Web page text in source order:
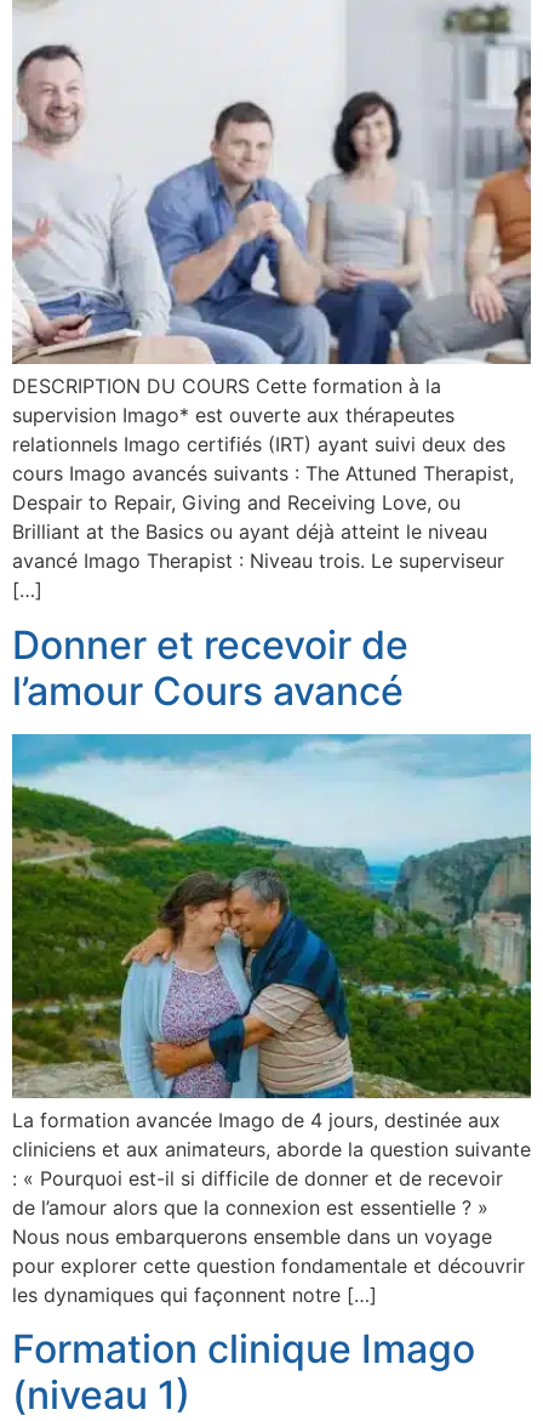
DESCRIPTION DU COURS Cette formation à la
supervision Imago* est ouverte aux thérapeutes
relationnels Imago certifiés (IRT) ayant suivi deux des
cours Imago avancés suivants : The Attuned Therapist,
Despair to Repair, Giving and Receiving Love, ou
Brilliant at the Basics ou ayant déjà atteint le niveau
avancé Imago Therapist : Niveau trois. Le superviseur
[…]
Donner et recevoir de
l’amour Cours avancé
La formation avancée Imago de 4 jours, destinée aux
cliniciens et aux animateurs, aborde la question suivante
: « Pourquoi est-il si difficile de donner et de recevoir
de l’amour alors que la connexion est essentielle ? »
Nous nous embarquerons ensemble dans un voyage
pour explorer cette question fondamentale et découvrir
les dynamiques qui façonnent notre […]
Formation clinique Imago
(niveau 1)